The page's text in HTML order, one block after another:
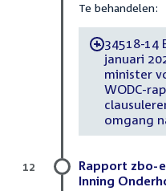
Te behandelen:
-34518-14
januari
minister
WODC-
omgang
Rapport zbo-
Inning
12